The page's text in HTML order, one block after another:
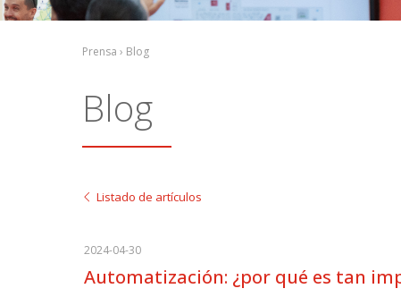
Prensa › Blog
Blog
Listado de artículos
2024-04-30
Automatización: ¿por qué es tan